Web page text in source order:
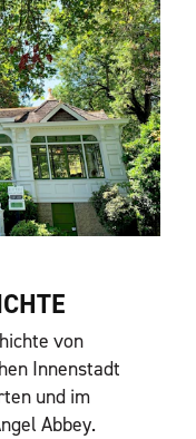
von
Innenstadt
und im
Abbey.